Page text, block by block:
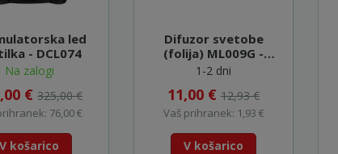
led
- DCL074
Na zalogi
€ 325,00 €
76,00 €
V košarico
Difuzor svetobe
(folija) ML009G -
GM00002376
1-2 dni
11,00 € 12,93 €
Vaš prihranek: 1,93 €
V košarico